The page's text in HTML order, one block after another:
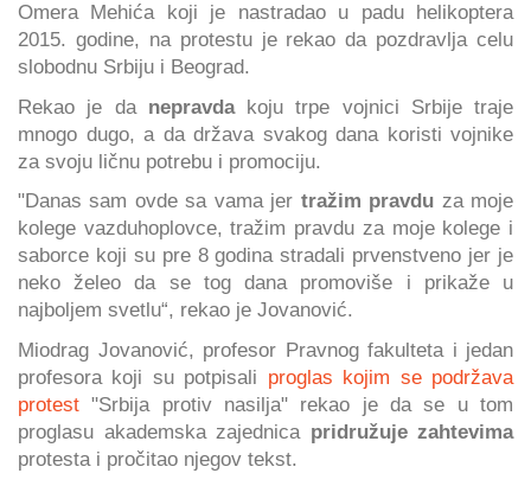
Omera Mehića koji je nastradao u padu helikoptera
2015. godine, na protestu je rekao da pozdravlja celu
slobodnu Srbiju i Beograd.
Rekao je danepravdakoju trpe vojnici Srbije traje
mnogo dugo, a da država svakog dana koristi vojnike
za svoju ličnu potrebu i promociju.
"Danas sam ovde sa vama jer tražim pravdu za moje
kolege vazduhoplovce, tražim pravdu za moje kolege i
saborce koji su pre 8 godina stradali prvenstveno jer je
neko želeo da se tog dana promoviše i prikaže u
najboljem svetlu“, rekao je Jovanović.
Miodrag Jovanović, profesor Pravnog fakulteta i jedan
profesora koji su potpisali proglas kojim se podržava
protest "Srbija protiv nasilja" rekao je da se u tom
proglasu akademska zajednica pridružuje zahtevima
protesta i pročitao njegov tekst.